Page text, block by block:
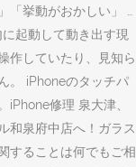
挙動がおかしい」 …
起動して動き出す現
作していたり、見知ら
。 iPhoneのタッチパ
iPhone修理 泉大津、
和泉府中店へ！ガラス
することは何でもご相